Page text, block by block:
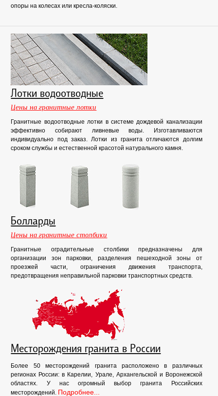
опоры на колесах или кресла-коляски.
Лотки водоотводные
Цены на гранитные лотки
Гранитные водоотводные лотки в системе дождевой канализации
эффективно собирают ливневые воды. Изготавливаются
индивидуально под заказ. Лотки из гранита отличаются долгим
сроком службы и естественной красотой натурального камня.
Болларды
Цены на гранитные столбики
Гранитные оградительные столбики предназначены для
организации зон парковки, разделения пешеходной зоны от
проезжей части, ограничения движения транспорта,
предотвращения неправильной парковки транспортных средств.
Месторождения гранита в России
Более 50 месторождений гранита расположено в различных
регионах России: в Карелии, Урале, Архангельской и Воронежской
областях. У нас огромный выбор гранита Российских
месторождений. Подробнее...